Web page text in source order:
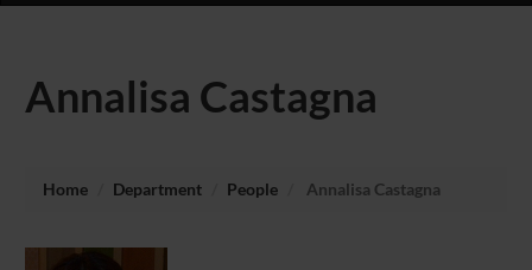
Annalisa Castagna
Home Department People Annalisa Castagna